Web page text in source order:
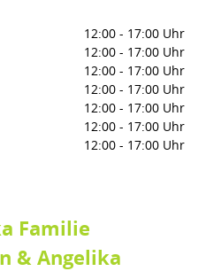
12:00 - 17:00 Uhr
12:00 - 17:00 Uhr
12:00 - 17:00 Uhr
12:00 - 17:00 Uhr
12:00 - 17:00 Uhr
12:00 - 17:00 Uhr
12:00 - 17:00 Uhr
Familie
& Angelika